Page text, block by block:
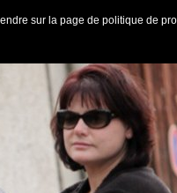
sur la page de politique de
Mosellan (Lorraine).